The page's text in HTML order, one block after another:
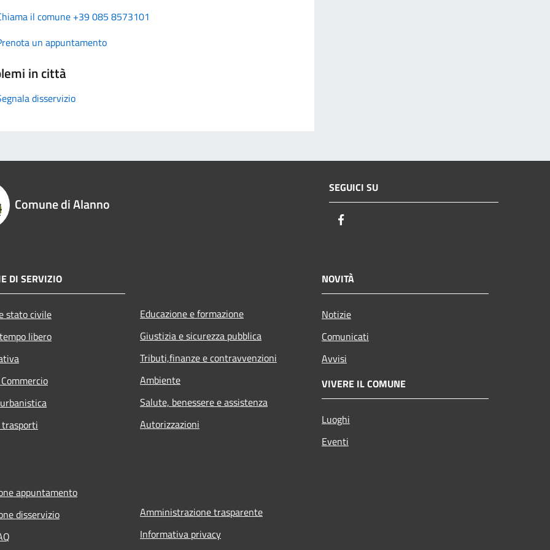
il comune +39 085 8573101
un appuntamento
in città
disservizio
Comune di Alanno
SEGUICI SU
DI SERVIZIO
stato civile
libero
Educazione e formazione
Giustizia e sicurezza pubblica
Tributi,finanze e contravvenzioni
Ambiente
Salute, benessere e assistenza
Autorizzazioni
NOVITÀ
Notizie
Comunicati
Avvisi
VIVERE IL COMUNE
Luoghi
Eventi
appuntamento
disservizio
Amministrazione trasparente
Informativa privacy